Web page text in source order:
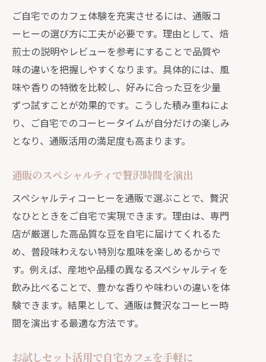
ご自宅でのカフェ体験を充実させるには、通販コ
ーヒーの選び方に工夫が必要です。理由として、焙
煎士の説明やレビューを参考にすることで品質や
味の違いを把握しやすくなります。具体的には、風
味や香りの特徴を比較し、好みに合った豆を少量
ずつ試すことが効果的です。こうした積み重ねによ
り、ご自宅でのコーヒータイムが自分だけの楽しみ
となり、通販活用の満足度も高まります。
通販のスペシャルティで贅沢時間を演出
スペシャルティコーヒーを通販で選ぶことで、贅沢
なひとときをご自宅で実現できます。理由は、専門
店が厳選した高品質な豆を自宅に届けてくれるた
め、普段味わえない特別な風味を楽しめるからで
す。例えば、産地や品種の異なるスペシャルティを
飲み比べることで、豊かな香りや味わいの違いを体
験できます。結果として、通販は贅沢なコーヒー時
間を演出する最適な方法です。
お試しセット活用で自宅カフェを手軽に